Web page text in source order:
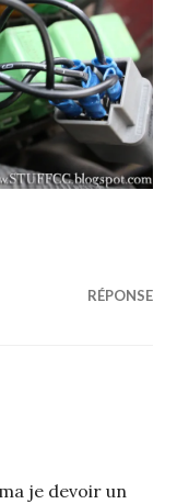
RÉPONSE
je devoir un